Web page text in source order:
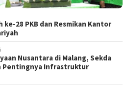
ke-28 PKB dan Resmikan Kantor
Nusantara di Malang, Sekda
Pentingnya Infrastruktur